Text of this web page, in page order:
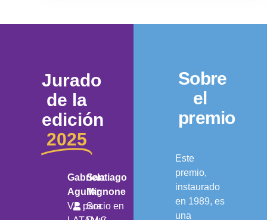
Jurado
de la
edición
2025
Gabriela
Aguilar
VP para
Santiago
Mignone
Socio en
Sobre
el
premio
Este
premio,
instaurado
en 1989, es
una